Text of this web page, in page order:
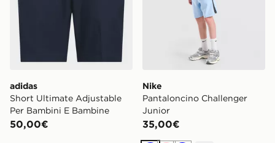
adidas
Short Ultimate Adjustable
Per Bambini E Bambine
50,00€
Nike
Pantaloncino Challenger
Junior
35,00€